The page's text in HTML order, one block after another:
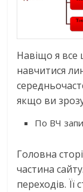
Навіщо я все
навчитися
якщо ви
По ВЧ
Головна
частина
переходів.